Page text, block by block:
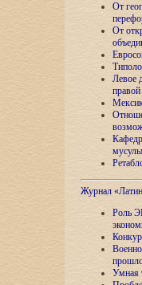
От
От
Левое
Журнал
Роль
Умная